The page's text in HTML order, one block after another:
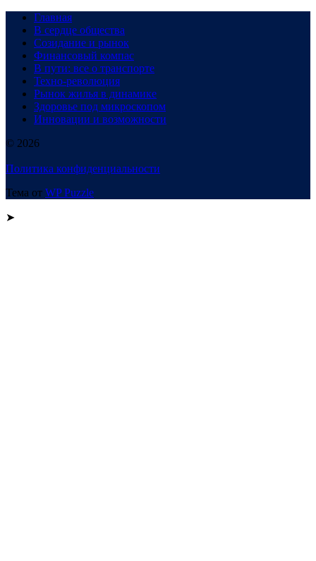
Главная
В сердце общества
Созидание и рынок
Финансовый компас
В пути: все о транспорте
Техно-революция
Рынок жилья в динамике
Здоровье под микроскопом
Инновации и возможности
© 2026
Политика конфиденциальности
Тема от WP Puzzle
➤